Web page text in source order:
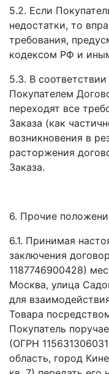
5.2. Если
недостатки, то
требования,
кодексом РФ и
5.3. В
Покупателем
переходят все
Заказа (как
возникновения в
расторжения
Заказа.
6. Прочие
6.1. Принимая
заключения
1187746900428)
Москва, улица
для
Товара
Покупатель
(ОГРН
область, город